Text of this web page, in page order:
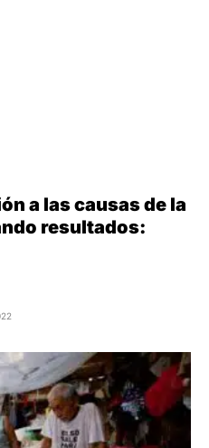
a las causas de la
resultados: